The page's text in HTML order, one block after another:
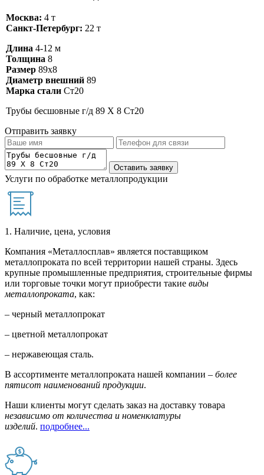
Москва: 4 т
Санкт-Петербург: 22 т
Длина 4-12 м
Толщина 8
Размер 89х8
Диаметр внешний 89
Марка стали Ст20
Трубы бесшовные г/д 89 Х 8 Ст20
Отправить заявку
Услуги по обработке металлопродукции
1. Наличие, цена, условия
Компания «Металлосплав» является поставщиком
металлопроката по всей территории нашей страны. Здесь
крупные промышленные предприятия, строительные фирмы
или торговые точки могут приобрести такие виды
металлопроката, как:
– черный металлопрокат
– цветной металлопрокат
– нержавеющая сталь.
В ассортименте металлопроката нашей компании – более
пятисот наименований продукции.
Наши клиенты могут сделать заказ на доставку товара
независимо от количества и номенклатуры
изделий. подробнее...